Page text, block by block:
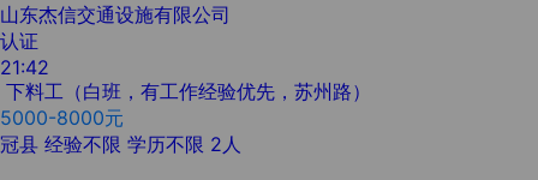
山东杰信交通设施有限公司
认证
21:42
下料工（白班，有工作经验优先，苏州路）
5000-8000元
冠县 经验不限 学历不限 2人